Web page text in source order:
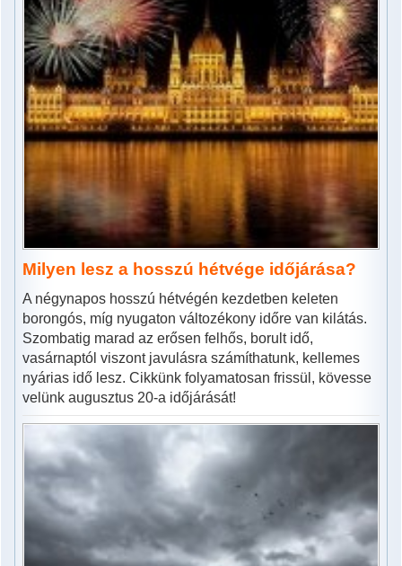
Milyen lesz a hosszú hétvége időjárása?
A négynapos hosszú hétvégén kezdetben keleten
borongós, míg nyugaton változékony időre van kilátás.
Szombatig marad az erősen felhős, borult idő,
vasárnaptól viszont javulásra számíthatunk, kellemes
nyárias idő lesz. Cikkünk folyamatosan frissül, kövesse
velünk augusztus 20-a időjárását!